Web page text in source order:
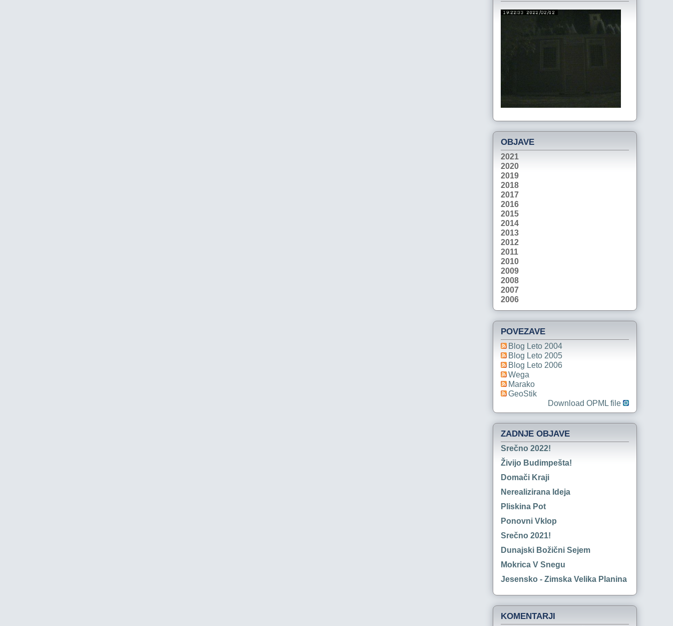
OBJAVE
2021
2020
2019
2018
2017
2016
2015
2014
2013
2012
2011
2010
2009
2008
2007
2006
POVEZAVE
Blog Leto 2004
Blog Leto 2005
Blog Leto 2006
Wega
Marako
GeoStik
Download OPML file
ZADNJE OBJAVE
Srečno 2022!
Živijo Budimpešta!
Domači Kraji
Nerealizirana Ideja
Pliskina Pot
Ponovni Vklop
Srečno 2021!
Dunajski Božični Sejem
Mokrica V Snegu
Jesensko - Zimska Velika Planina
KOMENTARJI